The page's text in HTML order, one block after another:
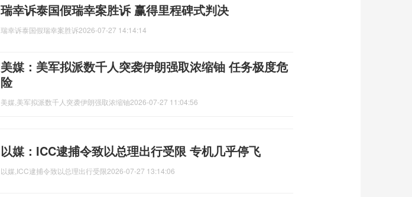
瑞幸诉泰国假瑞幸案胜诉 赢得里程碑式判决
瑞幸诉泰国假瑞幸案胜诉2026-07-27 14:14:14
美媒：美军拟派数千人突袭伊朗强取浓缩铀 任务极度危
险
美媒,美军拟派数千人突袭伊朗强取浓缩铀2026-07-27 11:04:56
以媒：ICC逮捕令致以总理出行受限 专机几乎停飞
以媒,ICC逮捕令致以总理出行受限2026-07-27 13:14:06